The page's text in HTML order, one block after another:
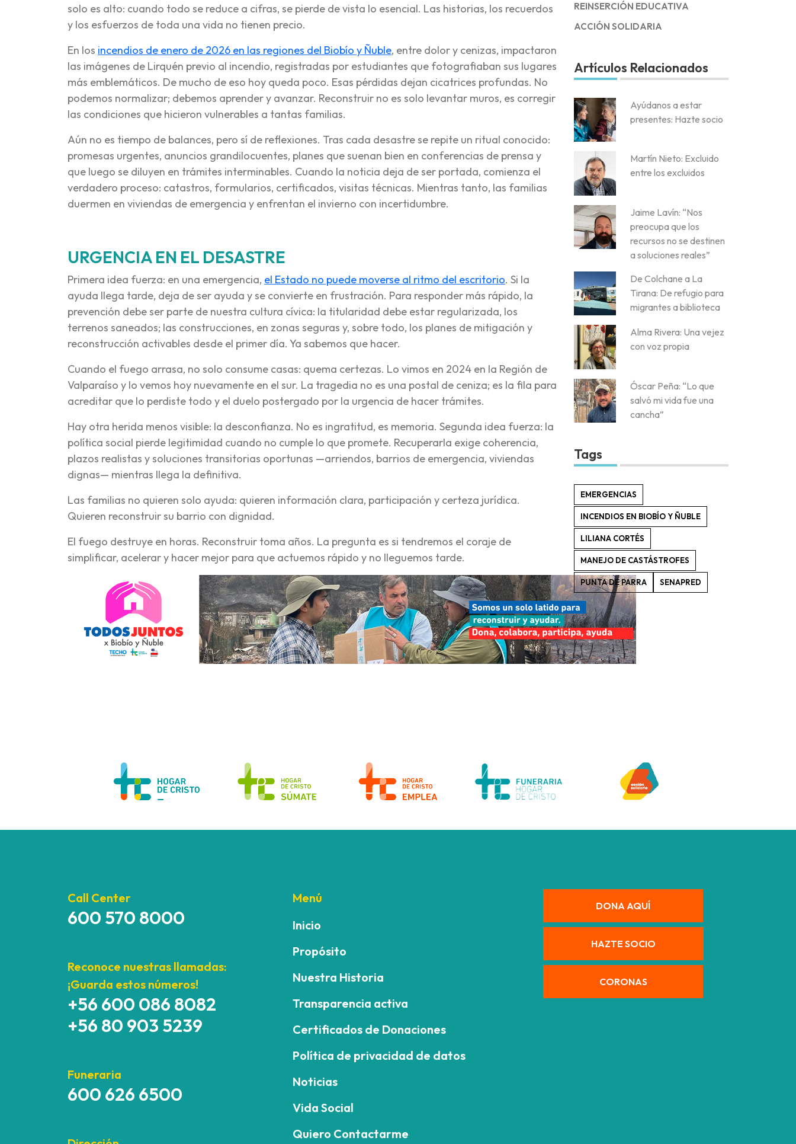
solo es alto: cuando todo se reduce a cifras, se pierde de vista lo esencial. Las historias, los recuerdos
y los esfuerzos de toda una vida no tienen precio.
En los incendios de enero de 2026 en las regiones del Biobío y Ñuble, entre dolor y cenizas, impactaron
las imágenes de Lirquén previo al incendio, registradas por estudiantes que fotografiaban sus lugares
más emblemáticos. De mucho de eso hoy queda poco. Esas pérdidas dejan cicatrices profundas. No
podemos normalizar; debemos aprender y avanzar. Reconstruir no es solo levantar muros, es corregir
las condiciones que hicieron vulnerables a tantas familias.
Aún no es tiempo de balances, pero sí de reflexiones. Tras cada desastre se repite un ritual conocido:
promesas urgentes, anuncios grandilocuentes, planes que suenan bien en conferencias de prensa y
que luego se diluyen en trámites interminables. Cuando la noticia deja de ser portada, comienza el
verdadero proceso: catastros, formularios, certificados, visitas técnicas. Mientras tanto, las familias
duermen en viviendas de emergencia y enfrentan el invierno con incertidumbre.
URGENCIA EN EL DESASTRE
Primera idea fuerza: en una emergencia, el Estado no puede moverse al ritmo del escritorio. Si la
ayuda llega tarde, deja de ser ayuda y se convierte en frustración. Para responder más rápido, la
prevención debe ser parte de nuestra cultura cívica: la titularidad debe estar regularizada, los
terrenos saneados; las construcciones, en zonas seguras y, sobre todo, los planes de mitigación y
reconstrucción activables desde el primer día. Ya sabemos que hacer.
Cuando el fuego arrasa, no solo consume casas: quema certezas. Lo vimos en 2024 en la Región de
Valparaíso y lo vemos hoy nuevamente en el sur. La tragedia no es una postal de ceniza; es la fila para
acreditar que lo perdiste todo y el duelo postergado por la urgencia de hacer trámites.
Hay otra herida menos visible: la desconfianza. No es ingratitud, es memoria. Segunda idea fuerza: la
política social pierde legitimidad cuando no cumple lo que promete. Recuperarla exige coherencia,
plazos realistas y soluciones transitorias oportunas —arriendos, barrios de emergencia, viviendas
dignas— mientras llega la definitiva.
Las familias no quieren solo ayuda: quieren información clara, participación y certeza jurídica.
Quieren reconstruir su barrio con dignidad.
El fuego destruye en horas. Reconstruir toma años. La pregunta es si tendremos el coraje de
simplificar, acelerar y hacer mejor para que actuemos rápido y no lleguemos tarde.
REINSERCIÓN EDUCATIVA
ACCIÓN SOLIDARIA
Artículos Relacionados
Ayúdanos a estar
presentes: Hazte socio
Martín Nieto: Excluido
entre los excluidos
Jaime Lavín: “Nos
preocupa que los
recursos no se destinen
a soluciones reales”
De Colchane a La
Tirana: De refugio para
migrantes a biblioteca
Alma Rivera: Una vejez
con voz propia
Óscar Peña: “Lo que
salvó mi vida fue una
cancha”
Tags
EMERGENCIAS
INCENDIOS EN BIOBÍO Y ÑUBLE
LILIANA CORTÉS
MANEJO DE CASTÁSTROFES
PUNTA DE PARRA SENAPRED
Call Center
600 570 8000
Reconoce nuestras llamadas:
¡Guarda estos números!
+56 600 086 8082
+56 80 903 5239
Funeraria
600 626 6500
Menú
Inicio
Propósito
Nuestra Historia
Transparencia activa
Certificados de Donaciones
Política de privacidad de datos
Noticias
Vida Social
Quiero Contactarme
DONA AQUÍ
HAZTE SOCIO
CORONAS